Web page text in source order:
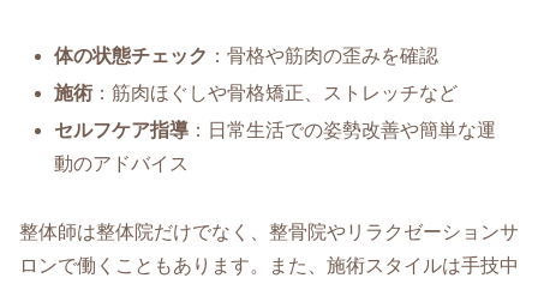
体の状態チェック ：骨格や筋肉の歪みを確認
施術 ：筋肉ほぐしや骨格矯正、ストレッチなど
セルフケア指導 ：日常生活での姿勢改善や簡単な運
動のアドバイス
整体師は整体院だけでなく、整骨院やリラクゼーションサ
ロンで働くこともあります。また、施術スタイルは手技中